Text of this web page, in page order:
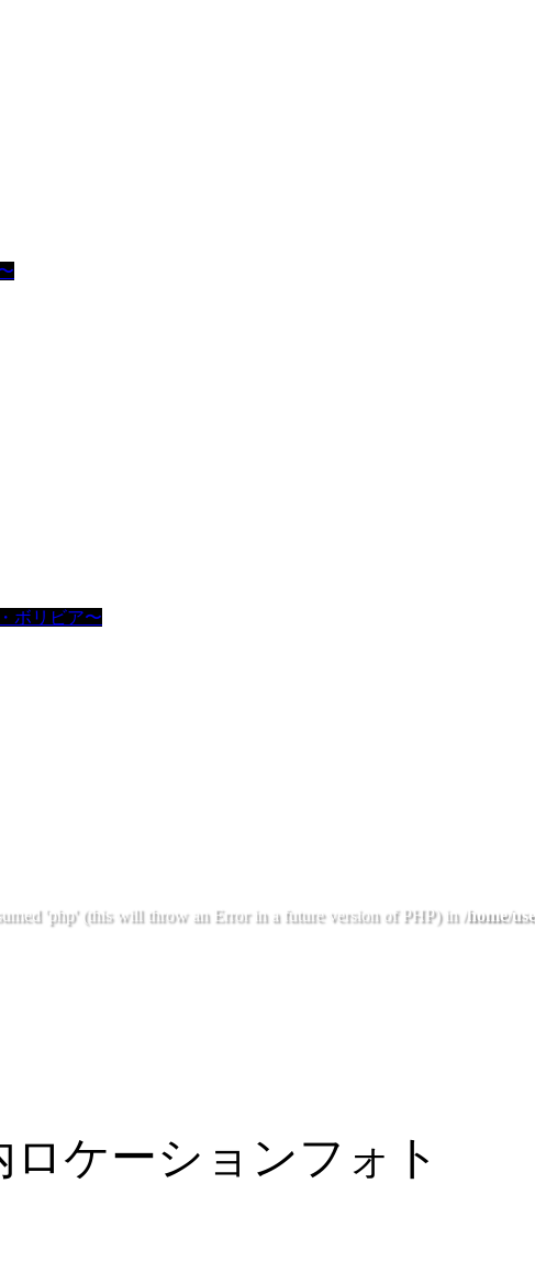
ボリビア〜
'php' (this will throw an Error in a future version of PHP) in /home/
ケーションフォト